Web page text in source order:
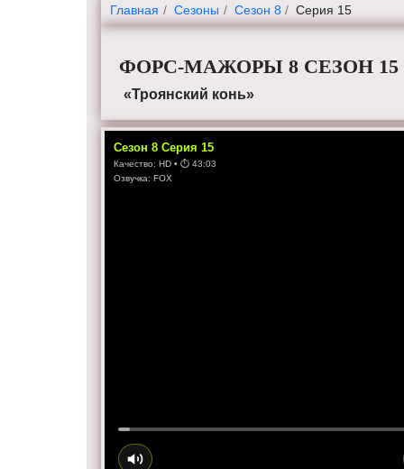
Главная Cезоны Сезон 8 Серия 15
ФОРС-МАЖОРЫ 8 СЕЗОН 15
«Троянский конь»
Сезон8 Серия15
Качество:HD • ⏱43:03
Озвучка:FOX